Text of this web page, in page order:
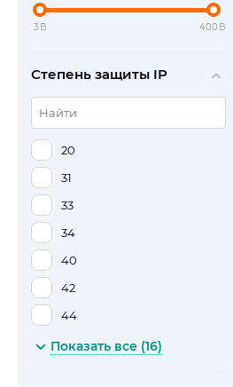
Feron
Globo
Horoz
Ideal Lux
Lucide
Lumion
Mantra
Nowodvorski
Paulmann
TDM Electric
Uniel
3 В 400 В
Степень защиты IP
20
31
33
34
40
42
44
53
Показать все (16)